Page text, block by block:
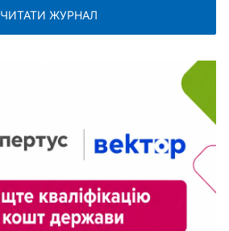
ЧИТАТИ ЖУРНАЛ